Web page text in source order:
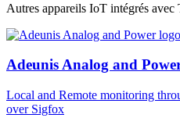
Autres appareils IoT intégrés avec
Adeunis Analog and
Local and Remote monitoring
over Sigfox